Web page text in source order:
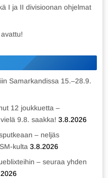
I ja II divisioonan ohjelmat
Samarkandissa 15.–28.9.
12 joukkuetta –
9.8. saakka! 3.8.2026
– neljäs
kulta 3.8.2026
– seuraa yhden